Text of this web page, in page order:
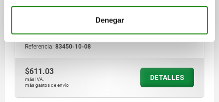
Denegar
MM/MIN.=10
VELOCIDAD DE ACCIONAMIENTO MÁX. (ACCIÓN RÁPIDA) MM/S=1
POSICIONAMIENTO DE LA PALANCA=AJUSTABLE EN PASOS DE 15°
Referencia: 83450-10-08
$611.03
más IVA.
más gastos de envío
DETALLES